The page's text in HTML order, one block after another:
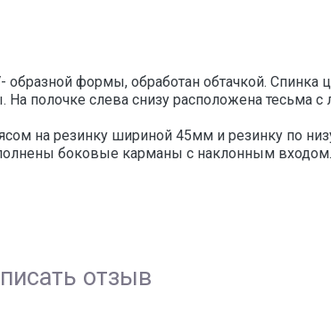
формы, обработан обтачкой. Спинка
полочке слева снизу расположена тесьма
на резинку шириной 45мм и резинку по
боковые карманы с наклонным
отзыв